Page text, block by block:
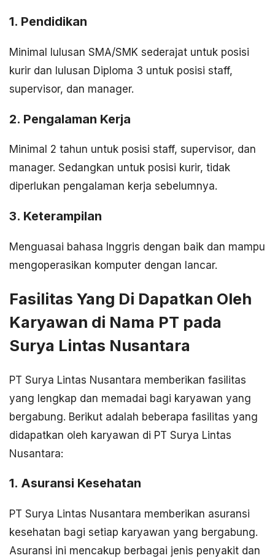
1. Pendidikan
Minimal lulusan SMA/SMK sederajat untuk posisi
kurir dan lulusan Diploma 3 untuk posisi staff,
supervisor, dan manager.
2. Pengalaman Kerja
Minimal 2 tahun untuk posisi staff, supervisor, dan
manager. Sedangkan untuk posisi kurir, tidak
diperlukan pengalaman kerja sebelumnya.
3. Keterampilan
Menguasai bahasa Inggris dengan baik dan mampu
mengoperasikan komputer dengan lancar.
Fasilitas Yang Di Dapatkan Oleh
Karyawan di Nama PT pada
Surya Lintas Nusantara
PT Surya Lintas Nusantara memberikan fasilitas
yang lengkap dan memadai bagi karyawan yang
bergabung. Berikut adalah beberapa fasilitas yang
didapatkan oleh karyawan di PT Surya Lintas
Nusantara:
1. Asuransi Kesehatan
PT Surya Lintas Nusantara memberikan asuransi
kesehatan bagi setiap karyawan yang bergabung.
Asuransi ini mencakup berbagai jenis penyakit dan